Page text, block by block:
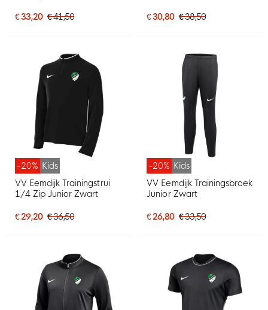
€ 33,20 € 41,50 € 30,80 € 38,50
-20% Kids
VV Eemdijk Trainingstrui
1/4 Zip Junior Zwart
€ 29,20 € 36,50
-20% Kids
VV Eemdijk Trainingsbroek
Junior Zwart
€ 26,80 € 33,50